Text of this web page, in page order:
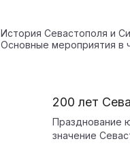
История Севастополя и
Основные мероприятия в
200 лет
Празднование
значение